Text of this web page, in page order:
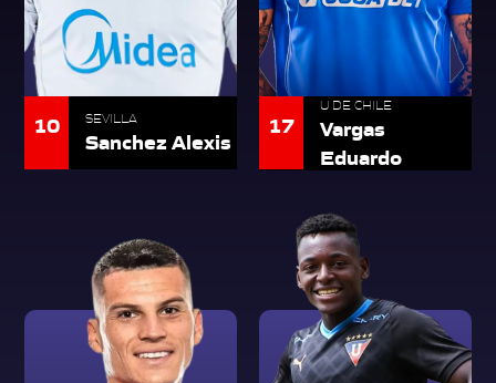
10 SEVILLA
Sanchez Alexis
17
U DE CHILE
Vargas
Eduardo